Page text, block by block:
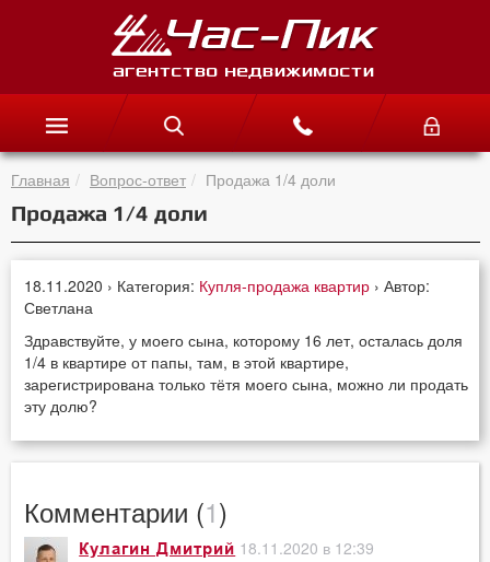
Главная Вопрос-ответ Продажа 1/4 доли
Продажа 1/4 доли
18.11.2020 › Категория: Купля-продажа квартир › Автор:
Светлана
Здравствуйте, у моего сына, которому 16 лет, осталась доля
1/4 в квартире от папы, там, в этой квартире,
зарегистрирована только тётя моего сына, можно ли продать
эту долю?
Комментарии (1)
Кулагин Дмитрий 18.11.2020 в 12:39